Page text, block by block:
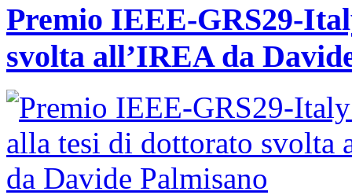
Premio IEEE-GRS29-
svolta all’IREA da